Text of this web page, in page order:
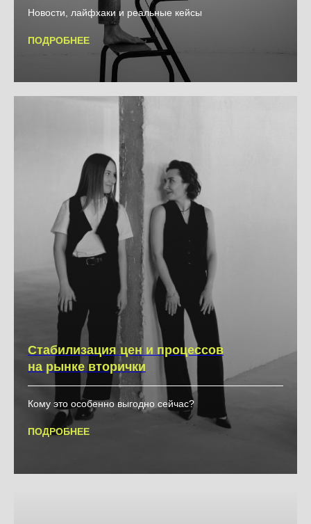
Новости, лайфхаки и реальные кейсы
ПОДРОБНЕЕ
Стабилизация цен и процессов
на рынке вторички
Кому это особенно выгодно сейчас?
ПОДРОБНЕЕ